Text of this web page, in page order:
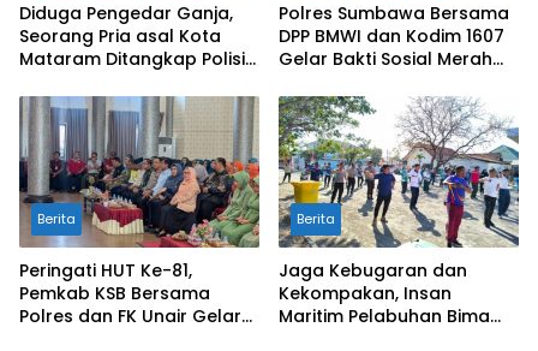
Diduga Pengedar Ganja,
Seorang Pria asal Kota
Mataram Ditangkap Polisi
Polres Sumbawa Bersama
DPP BMWI dan Kodim 1607
Gelar Bakti Sosial Merah
Hidayatullah
Berita
Peringati HUT Ke-81,
Pemkab KSB Bersama
Polres dan FK Unair Gelar
Berita
Jaga Kebugaran dan
Kekompakan, Insan
Maritim Pelabuhan Bima